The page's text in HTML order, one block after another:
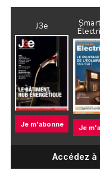
J3e
Je m'abonne Je
Accédez à